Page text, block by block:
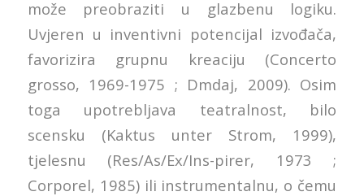
može preobraziti u glazbenu logiku.
Uvjeren u inventivni potencijal izvođača,
favorizira grupnu kreaciju (Concerto
grosso, 1969-1975 ; Dmdaj, 2009). Osim
toga upotrebljava teatralnost, bilo
scensku (Kaktus unter Strom, 1999),
tjelesnu (Res/As/Ex/Ins-pirer, 1973 ;
Corporel, 1985) ili instrumentalnu, o čemu